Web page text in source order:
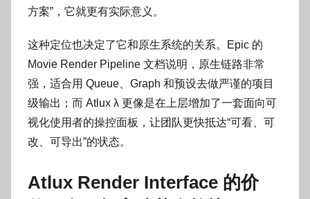
方案”，它就更有实际意义。
这种定位也决定了它和原生系统的关系。Epic 的
Movie Render Pipeline 文档说明，原生链路非常
强，适合用 Queue、Graph 和预设去做严谨的项目
级输出；而 Atlux λ 更像是在上层增加了一套面向可
视化使用者的操控面板，让团队更快抵达“可看、可
改、可导出”的状态。
Atlux Render Interface 的价